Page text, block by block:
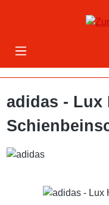
Zum Hauptinhalt
adidas - Lux
Bildergalerie